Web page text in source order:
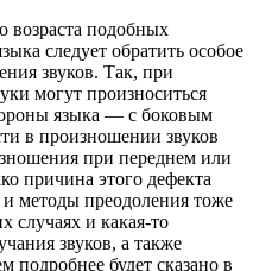
возраста подобных
следует обратить особое
звуков. Так, при
могут произноситься
языка — с боковым
в произношении звуков
при переднем или
причина этого дефекта
методы преодоления тоже
случаях и какая-то
звуков, а также
подробнее будет сказано в